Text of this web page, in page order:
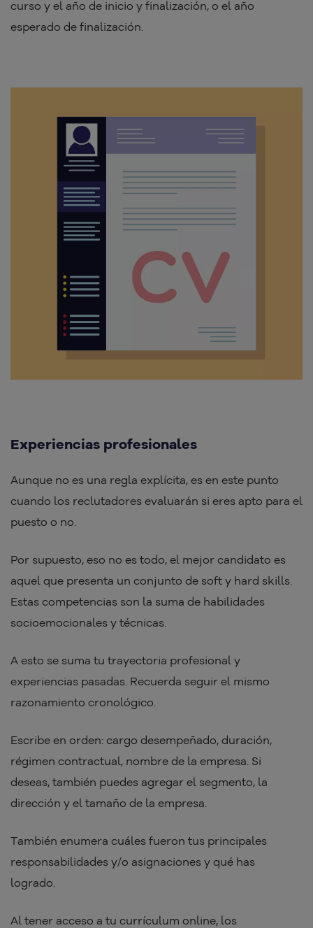
curso y el año de inicio y finalización, o el año
esperado de finalización.
Experiencias profesionales
Aunque no es una regla explícita, es en este punto
cuando los reclutadores evaluarán si eres apto para el
puesto o no.
Por supuesto, eso no es todo, el mejor candidato es
aquel que presenta un conjunto de soft y hard skills.
Estas competencias son la suma de habilidades
socioemocionales y técnicas.
A esto se suma tu trayectoria profesional y
experiencias pasadas. Recuerda seguir el mismo
razonamiento cronológico.
Escribe en orden: cargo desempeñado, duración,
régimen contractual, nombre de la empresa. Si
deseas, también puedes agregar el segmento, la
dirección y el tamaño de la empresa.
También enumera cuáles fueron tus principales
responsabilidades y/o asignaciones y qué has
logrado.
Al tener acceso a tu currículum online, los